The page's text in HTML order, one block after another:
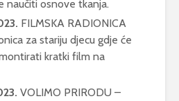
naučiti osnove tkanja.
FILMSKA RADIONICA
za stariju djecu gdje će
kratki film na
VOLIMO PRIRODU –